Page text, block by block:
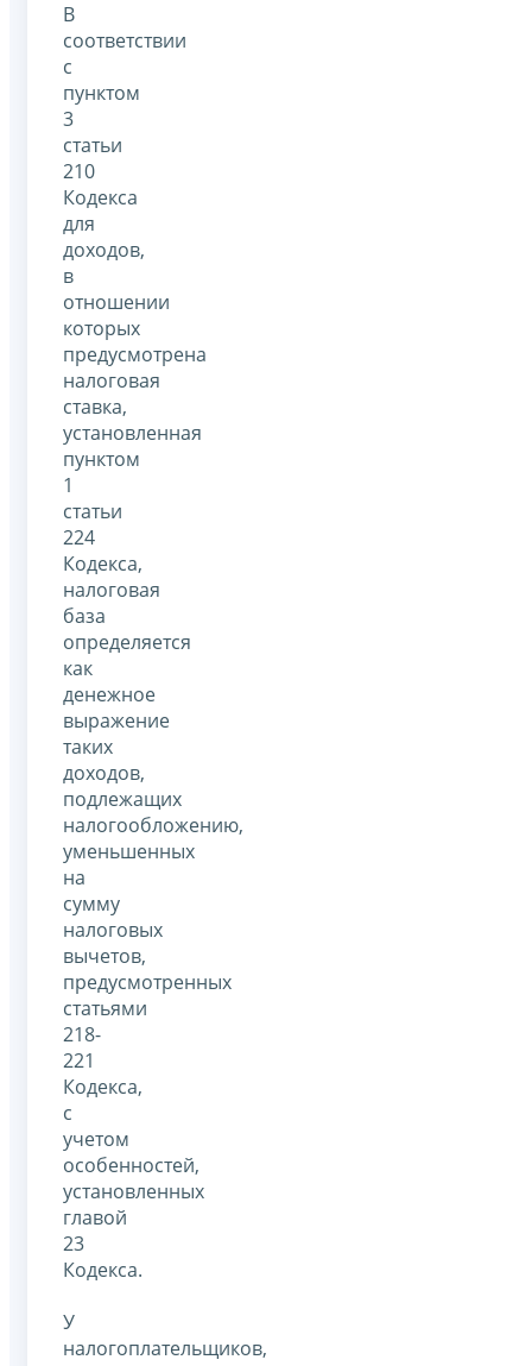
В
соответствии
с
пунктом
3
статьи
210
Кодекса
для
доходов,
в
отношении
которых
предусмотрена
налоговая
ставка,
установленная
пунктом
1
статьи
224
Кодекса,
налоговая
база
определяется
как
денежное
выражение
таких
доходов,
подлежащих
налогообложению,
уменьшенных
на
сумму
налоговых
вычетов,
предусмотренных
статьями
218-
221
Кодекса,
с
учетом
особенностей,
установленных
главой
23
Кодекса.
У
налогоплательщиков,